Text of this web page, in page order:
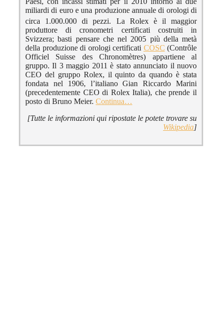
miliardi di euro e una produzione annuale di orologi di
circa 1.000.000 di pezzi. La Rolex è il maggior
produttore di cronometri certificati costruiti in
Svizzera; basti pensare che nel 2005 più della metà
della produzione di orologi certificati COSC (Contrôle
Officiel Suisse des Chronomètres) appartiene al
gruppo. Il 3 maggio 2011 è stato annunciato il nuovo
CEO del gruppo Rolex, il quinto da quando è stata
fondata nel 1906, l’italiano Gian Riccardo Marini
(precedentemente CEO di Rolex Italia), che prende il
posto di Bruno Meier. Continua…
[Tutte le informazioni qui ripostate le potete trovare su
Wikipedia]